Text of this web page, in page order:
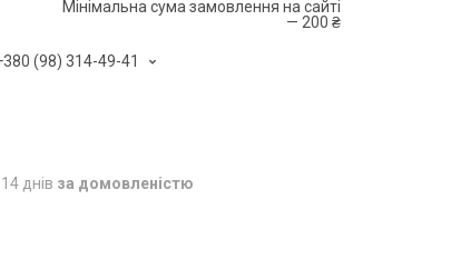
Мінімальна сума замовлення на сайті
— 200 ₴
(98) 314-49-41
днів за домовленістю